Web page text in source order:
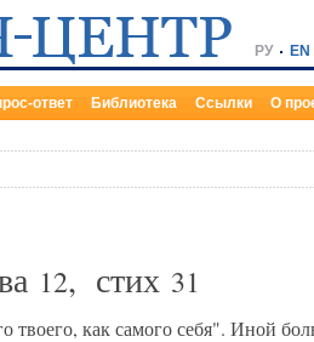
РУ EN
ответ Библиотека Ссылки О
12, стих 31
как самого себя". Иной